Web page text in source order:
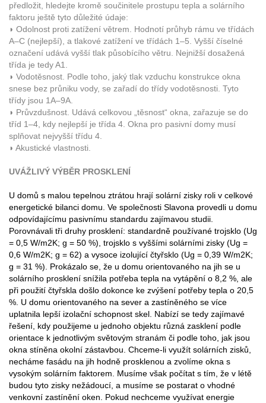
předložit, hledejte kromě součinitele prostupu tepla a solárního
faktoru ještě tyto důležité údaje:
◗ Odolnost proti zatížení větrem. Hodnotí průhyb rámu ve třídách
A–C (nejlepší), a tlakové zatížení ve třídách 1–5. Vyšší číselné
označení udává vyšší tlak působícího větru. Nejnižší dosažená
třída je tedy A1.
◗ Vodotěsnost. Podle toho, jaký tlak vzduchu konstrukce okna
snese bez průniku vody, se zařadí do třídy vodotěsnosti. Tyto
třídy jsou 1A–9A.
◗ Průvzdušnost. Udává celkovou „těsnost“ okna, zařazuje se do
tříd 1–4, kdy nejlepší je třída 4. Okna pro pasivní domy musí
splňovat nejvyšší třídu 4.
◗ Akustické vlastnosti.
UVÁŽLIVÝ VÝBĚR PROSKLENÍ
U domů s malou tepelnou ztrátou hrají solární zisky roli v celkové
energetické bilanci domu. Ve společnosti Slavona provedli u domu
odpovídajícímu pasivnímu standardu zajímavou studii.
Porovnávali tři druhy prosklení: standardně používané trojsklo (Ug
= 0,5 W/m2K; g = 50 %), trojsklo s vyššími solárními zisky (Ug =
0,6 W/m2K; g = 62) a vysoce izolující čtyřsklo (Ug = 0,39 W/m2K;
g = 31 %). Prokázalo se, že u domu orientovaného na jih se u
solárního prosklení snížila potřeba tepla na vytápění o 8,2 %, ale
při použití čtyřskla došlo dokonce ke zvýšení potřeby tepla o 20,5
%. U domu orientovaného na sever a zastíněného se více
uplatnila lepší izolační schopnost skel. Nabízí se tedy zajímavé
řešení, kdy použijeme u jednoho objektu různá zasklení podle
orientace k jednotlivým světovým stranám či podle toho, jak jsou
okna stíněna okolní zástavbou. Chceme-li využít solárních zisků,
necháme fasádu na jih hodně prosklenou a zvolíme okna s
vysokým solárním faktorem. Musíme však počítat s tím, že v létě
budou tyto zisky nežádoucí, a musíme se postarat o vhodné
venkovní zastínění oken. Pokud nechceme využívat energie